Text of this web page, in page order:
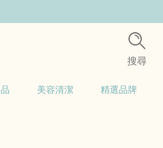
搜尋
美容清潔 精選品牌